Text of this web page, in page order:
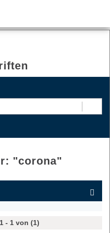
"corona"
- 1 von (1)